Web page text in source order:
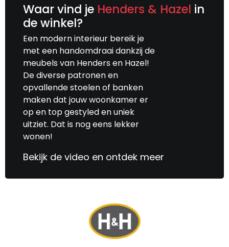
Waar vind je Henders & Hazel in
de winkel?
Een modern interieur bereik je
met een handomdraai dankzij de
meubels van Henders en Hazel!
De diverse patronen en
opvallende stoelen of banken
maken dat jouw woonkamer er
op en top gestyled en uniek
uitziet. Dat is nog eens lekker
wonen!
Bekijk de video en ontdek meer